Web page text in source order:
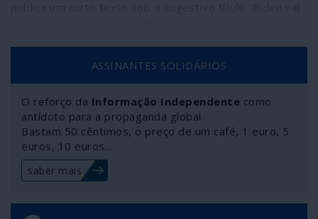
ASSINANTES SOLIDÁRIOS
O reforço da Informação Independente como
antídoto para a propaganda global.
Bastam 50 cêntimos, o preço de um café, 1 euro, 5
euros, 10 euros…
saber mais